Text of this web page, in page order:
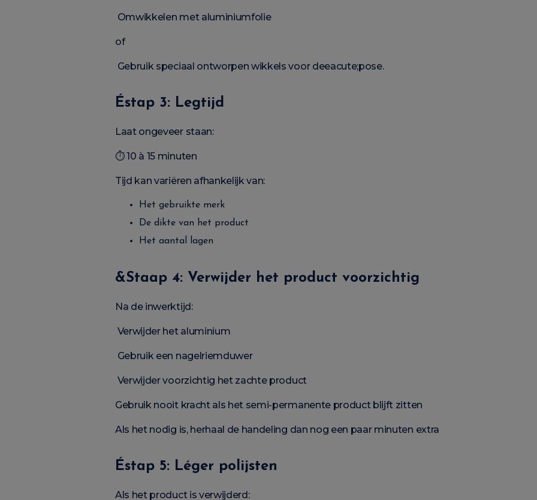
Omwikkelen met aluminiumfolie
of
Gebruik speciaal ontworpen wikkels voor deeacute;pose.
Éstap 3: Legtijd
Laat ongeveer staan:
⏱ 10 à 15 minuten
Tijd kan variëren afhankelijk van:
Het gebruikte merk
De dikte van het product
Het aantal lagen
&Staap 4: Verwijder het product voorzichtig
Na de inwerktijd:
Verwijder het aluminium
Gebruik een nagelriemduwer
Verwijder voorzichtig het zachte product
Gebruik nooit kracht als het semi-permanente product blijft zitten
Als het nodig is, herhaal de handeling dan nog een paar minuten extra
Éstap 5: Léger polijsten
Als het product is verwijderd: